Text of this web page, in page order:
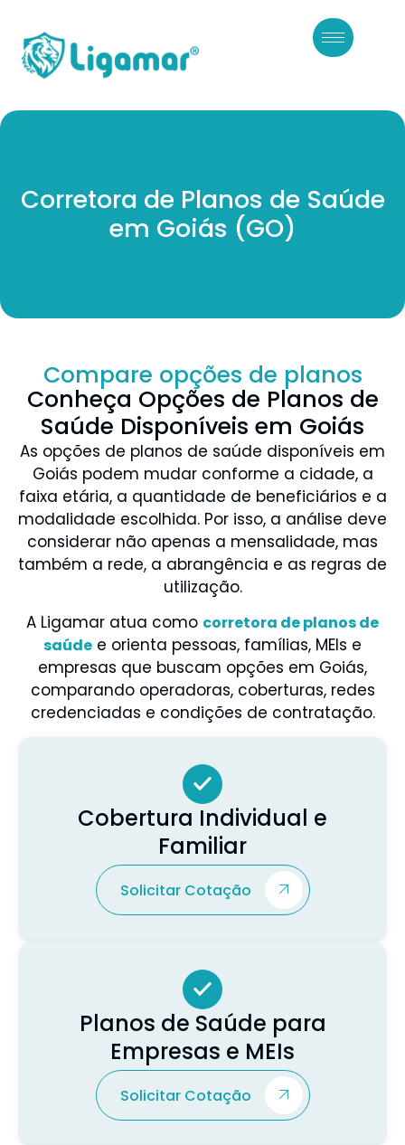
Corretora de Planos de Saúde
em Goiás (GO)
Compare opções de planos
Conheça Opções de Planos de
Saúde Disponíveis em Goiás
As opções de planos de saúde disponíveis em
Goiás podem mudar conforme a cidade, a
faixa etária, a quantidade de beneficiários e a
modalidade escolhida. Por isso, a análise deve
considerar não apenas a mensalidade, mas
também a rede, a abrangência e as regras de
utilização.
A Ligamar atua como corretora de planos de
saúde e orienta pessoas, famílias, MEIs e
empresas que buscam opções em Goiás,
comparando operadoras, coberturas, redes
credenciadas e condições de contratação.
Cobertura Individual e
Familiar
Solicitar Cotação
Planos de Saúde para
Empresas e MEIs
Solicitar Cotação